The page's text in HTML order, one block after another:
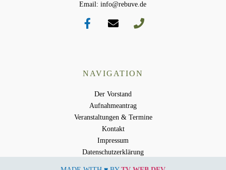
Email: info@rebuve.de
NAVIGATION
Der Vorstand
Aufnahmeantrag
Veranstaltungen & Termine
Kontakt
Impressum
Datenschutzerklärung